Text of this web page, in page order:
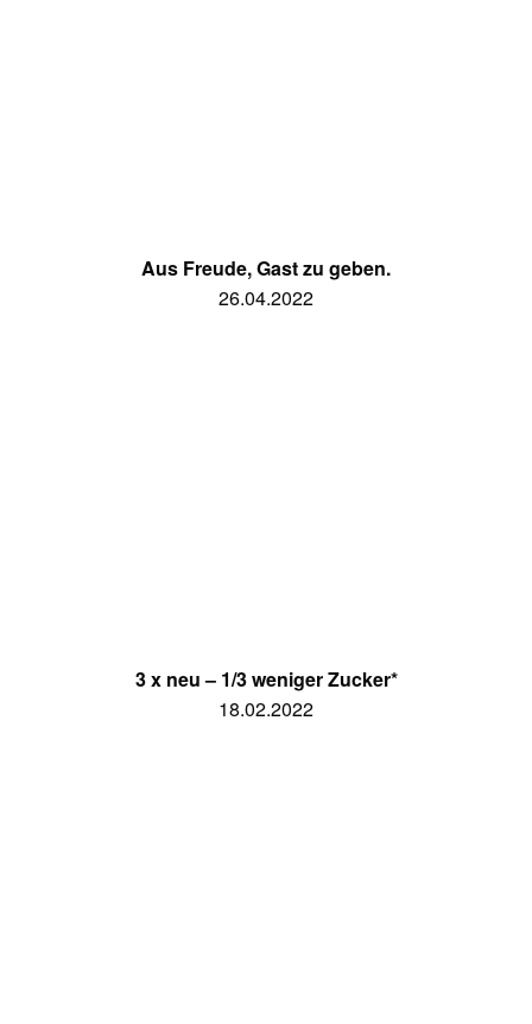
Aus Freude, Gast zu geben.
26.04.2022
3 x neu – 1/3 weniger Zucker*
18.02.2022